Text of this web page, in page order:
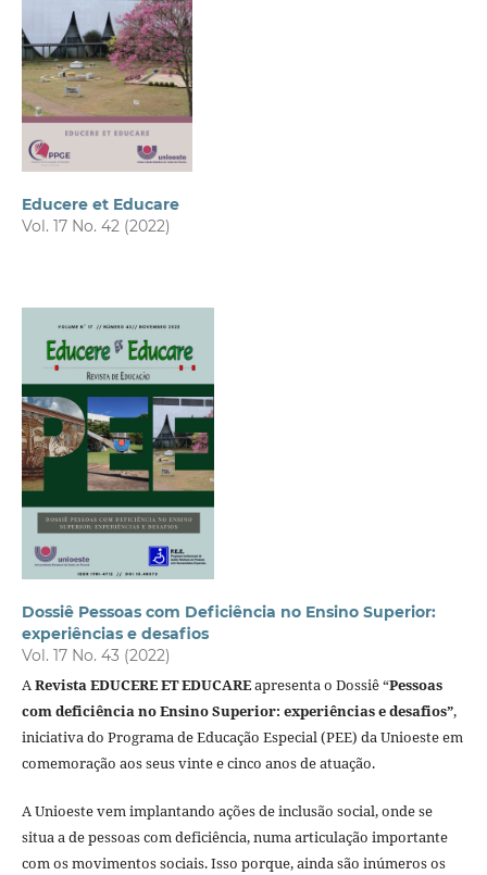
Educere et Educare
Vol. 17 No. 42 (2022)
Dossiê Pessoas com Deficiência no Ensino Superior:
experiências e desafios
Vol. 17 No. 43 (2022)
ARevista EDUCERE ET EDUCAREapresenta o Dossiê “Pessoas
com deficiência no Ensino Superior: experiências e desafios”,
iniciativa do Programa de Educação Especial (PEE) da Unioeste em
comemoração aos seus vinte e cinco anos de atuação.
A Unioeste vem implantando ações de inclusão social, onde se
situa a de pessoas com deficiência, numa articulação importante
com os movimentos sociais. Isso porque, ainda são inúmeros os